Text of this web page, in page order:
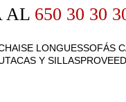
AL 650 30 30
LONGUESSOFÁS
Y SILLAS